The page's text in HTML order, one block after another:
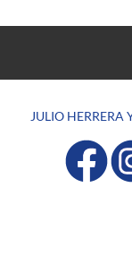
JULIO HERRERA